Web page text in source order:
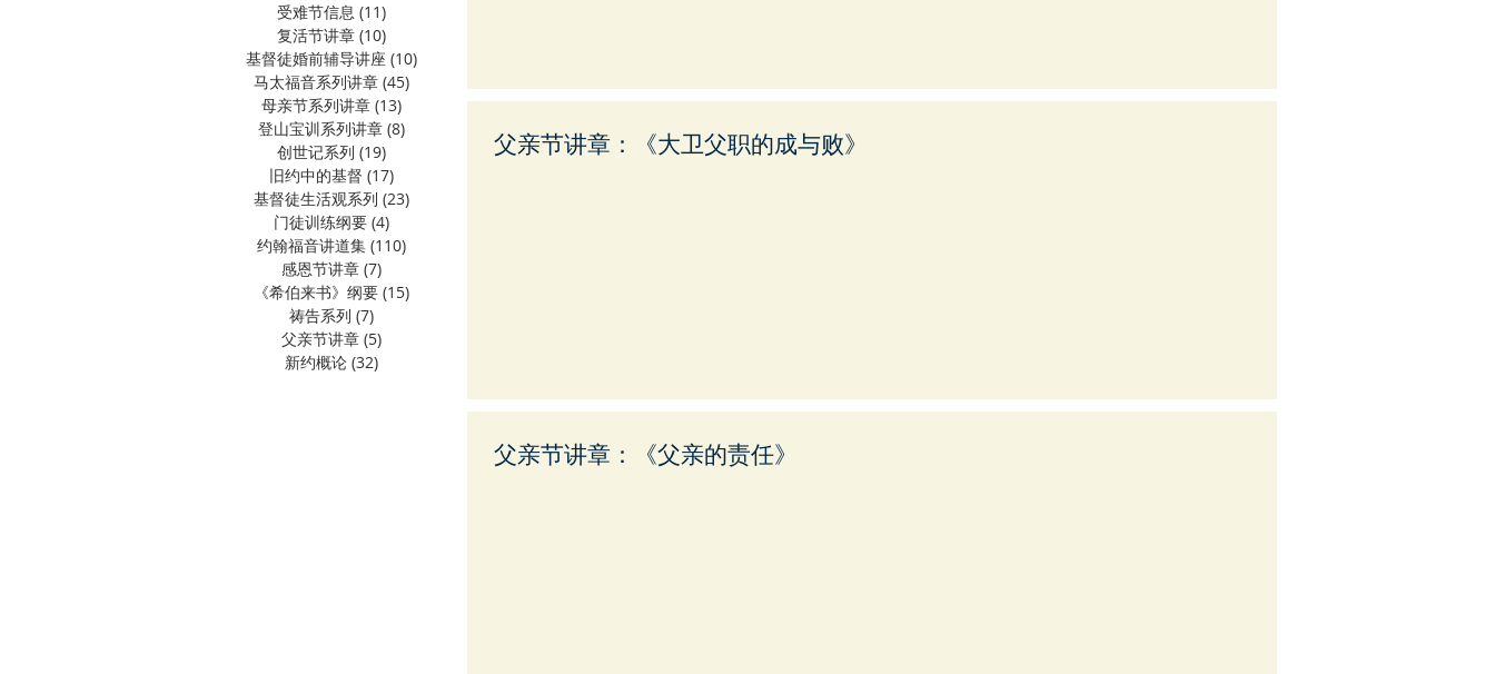
受难节信息 (11)
复活节讲章 (10)
基督徒婚前辅导讲座 (10)
马太福音系列讲章 (45)
母亲节系列讲章 (13) 13 篇文章
登山宝训系列讲章 (8)
创世记系列 (19)
旧约中的基督 (17)
基督徒生活观系列 (23)
门徒训练纲要 (4)
约翰福音讲道集 (110)
感恩节讲章 (7)
《希伯来书》纲要 (15)
祷告系列 (7)
父亲节讲章 (5)
新约概论 (32)
父亲节讲章：《大卫父职的成与败》
父亲节讲章：《父亲的责任》